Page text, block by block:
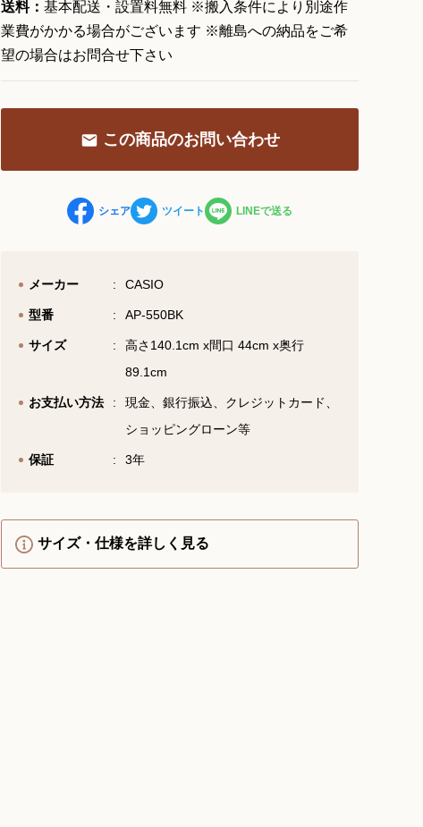
お問い合わせ総合窓口
06-6252-0432
受付時間 10:00～19:00 (水曜定休)
お問い合わせフォーム
大阪・本町のピアノ専門店
三木楽器 開成館
〒541-0057
YouTube 公式チャンネル
送料： 基本配送・設置料無料 ※搬入条件により別途作
業費がかかる場合がございます ※離島への納品をご希
望の場合はお問合せ下さい
この商品のお問い合わせ
シェア ツイート LINEで送る
メーカー CASIO
型番 AP-550BK
サイズ
高さ140.1cm x間口 44cm x奥行
89.1cm
お支払い方法
現金、銀行振込、クレジットカード、
ショッピングローン等
保証 3年
サイズ・仕様を詳しく見る